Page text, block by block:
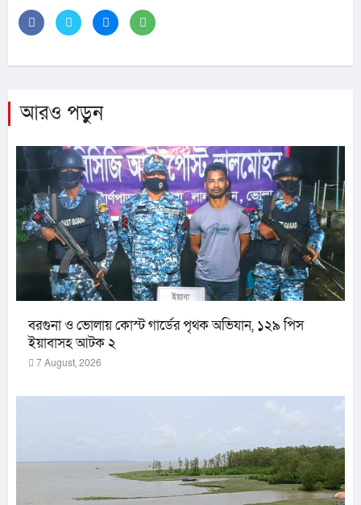
আরও পড়ুন
বরগুনা ও ভোলায় কোস্ট গার্ডের পৃথক অভিযান, ১২৯ পিস
ইয়াবাসহ আটক ২
7 August, 2026